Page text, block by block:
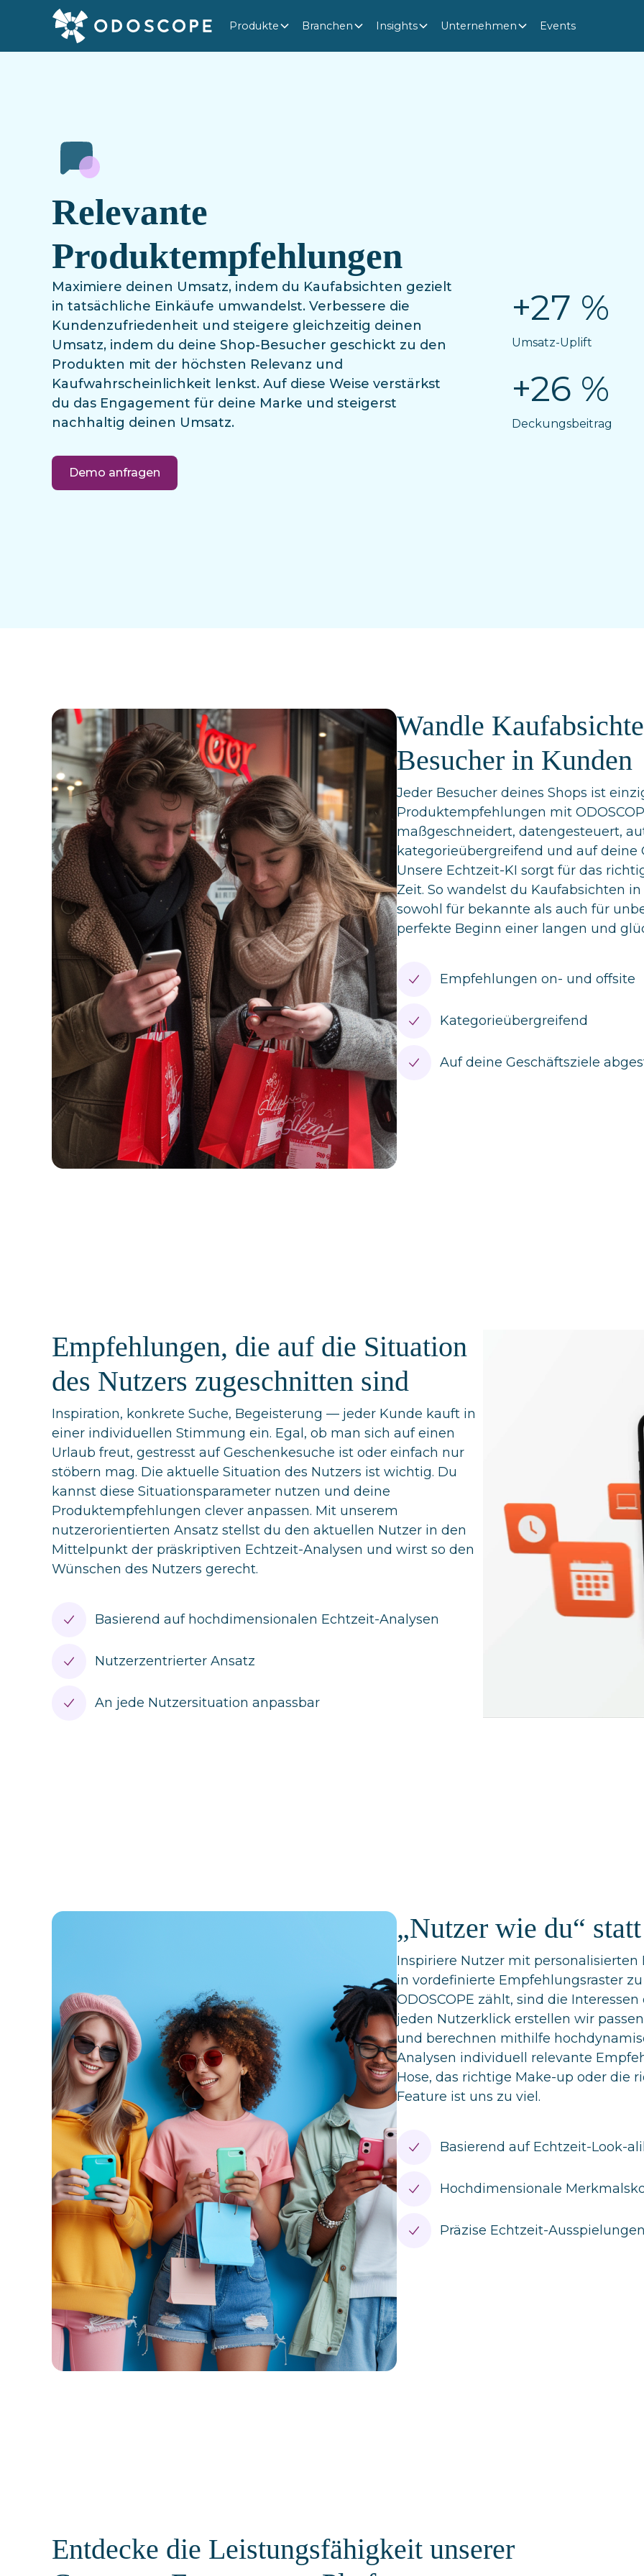
Produkte Branchen Insights Unternehmen Events
Relevante
Produktempfehlungen
Maximiere deinen Umsatz, indem du Kaufabsichten gezielt
in tatsächliche Einkäufe umwandelst. Verbessere die
Kundenzufriedenheit und steigere gleichzeitig deinen
Umsatz, indem du deine Shop-Besucher geschickt zu den
Produkten mit der höchsten Relevanz und
Kaufwahrscheinlichkeit lenkst. Auf diese Weise verstärkst
du das Engagement für deine Marke und steigerst
nachhaltig deinen Umsatz.
Demo anfragen
+27 %
Umsatz-Uplift
+26 %
Deckungsbeitrag
Wandle
Besucher in Kunden
Jeder Besucher deines Shops ist
Produktempfehlungen mit
maßgeschneidert, datengesteuert,
kategorieübergreifend und auf deine
Unsere Echtzeit-KI sorgt für das
Zeit. So wandelst du Kaufabsichten
sowohl für bekannte als auch für
perfekte Beginn einer langen und
Empfehlungen on- und offsite
Kategorieübergreifend
Auf deine Geschäftsziele
Empfehlungen, die auf die Situation
des Nutzers zugeschnitten sind
Inspiration, konkrete Suche, Begeisterung — jeder Kunde kauft in
einer individuellen Stimmung ein. Egal, ob man sich auf einen
Urlaub freut, gestresst auf Geschenkesuche ist oder einfach nur
stöbern mag. Die aktuelle Situation des Nutzers ist wichtig. Du
kannst diese Situationsparameter nutzen und deine
Produktempfehlungen clever anpassen. Mit unserem
nutzerorientierten Ansatz stellst du den aktuellen Nutzer in den
Mittelpunkt der präskriptiven Echtzeit-Analysen und wirst so den
Wünschen des Nutzers gerecht.
Basierend auf hochdimensionalen Echtzeit-Analysen
Nutzerzentrierter Ansatz
An jede Nutzersituation anpassbar
„Nutzer wie du“
Inspiriere Nutzer mit
in vordefinierte Empfehlungsraster
ODOSCOPE zählt, sind die
jeden Nutzerklick erstellen wir
und berechnen mithilfe
Analysen individuell relevante
Hose, das richtige Make-up oder die
Feature ist uns zu viel.
Basierend auf Echtzeit-Look-
Hochdimensionale
Präzise Echtzeit-Ausspielungen
Entdecke die Leistungsfähigkeit unserer